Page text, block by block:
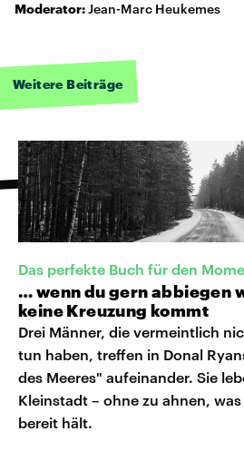
Moderator:Jean-Marc Heukemes
Weitere Beiträge
Das perfekte Buch für den
… wenn du gern abbiegen
keine Kreuzung kommt
Drei Männer, die vermeintlich
tun haben, treffen in Donal
des Meeres" aufeinander. Sie
Kleinstadt – ohne zu ahnen,
bereit hält.